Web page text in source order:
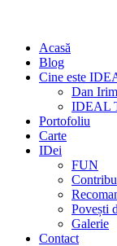
Acasă
Blog
Cine este
Dan
IDEAL
Portofoliu
Carte
IDei
FUN
Povești
Galerie
Contact